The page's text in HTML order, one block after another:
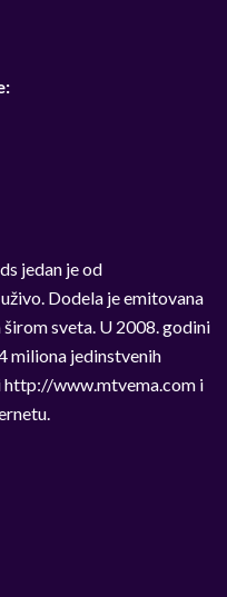
jedan je od
Dodela je emitovana
sveta. U 2008. godini
miliona jedinstvenih
http://www.mtvema.com i